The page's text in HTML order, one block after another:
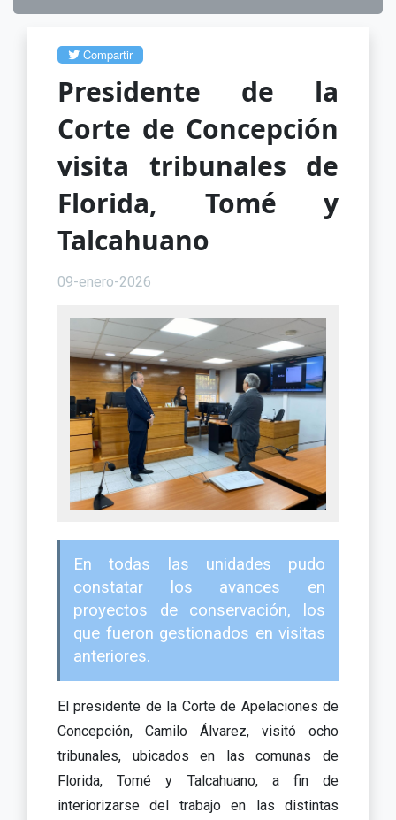
Compartir
Presidente de la
Corte de Concepción
visita tribunales de
Florida, Tomé y
Talcahuano
09-enero-2026
En todas las unidades pudo
constatar los avances en
proyectos de conservación, los
que fueron gestionados en visitas
anteriores.
El presidente de la Corte de Apelaciones de
Concepción, Camilo Álvarez, visitó ocho
tribunales, ubicados en las comunas de
Florida, Tomé y Talcahuano, a fin de
interiorizarse del trabajo en las distintas